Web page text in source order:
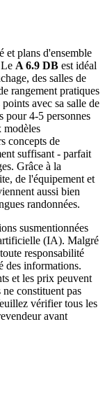
plans d'ensemble
A 6.9 DB est idéal
des salles de
rangement pratiques
avec sa salle de
pour 4-5 personnes
modèles
concepts de
suffisant - parfait
Grâce à la
de l'équipement et
aussi bien
randonnées.
susmentionnées
(IA). Malgré
responsabilité
des informations.
et les prix peuvent
constituent pas
vérifier tous les
avant